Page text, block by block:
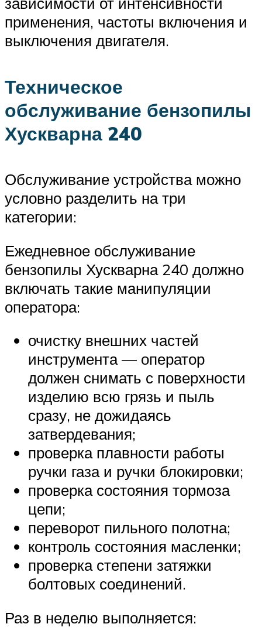
применения, частоты включения и
выключения двигателя.
Техническое
обслуживание бензопилы
Хускварна 240
Обслуживание устройства можно
условно разделить на три
категории:
Ежедневное обслуживание
бензопилы Хускварна 240 должно
включать такие манипуляции
оператора:
очистку внешних частей
инструмента — оператор
должен снимать с поверхности
изделию всю грязь и пыль
сразу, не дожидаясь
затвердевания;
проверка плавности работы
ручки газа и ручки блокировки;
проверка состояния тормоза
цепи;
переворот пильного полотна;
контроль состояния масленки;
проверка степени затяжки
болтовых соединений.
Раз в неделю выполняется: